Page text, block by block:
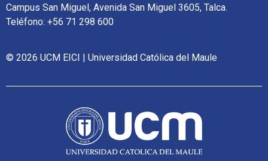
Campus San Miguel, Avenida San Miguel 3605, Talca.
Teléfono: +56 71 298 600
© 2026 UCM EICI | Universidad Católica del Maule